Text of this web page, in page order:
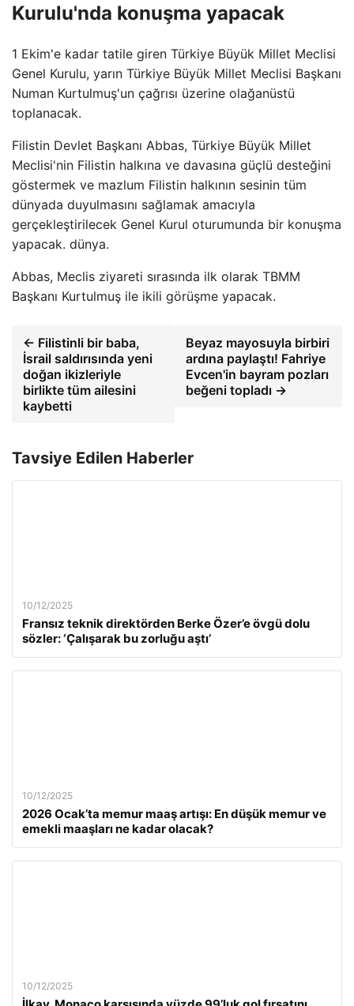
Kurulu'nda konuşma yapacak
1 Ekim'e kadar tatile giren Türkiye Büyük Millet Meclisi
Genel Kurulu, yarın Türkiye Büyük Millet Meclisi Başkanı
Numan Kurtulmuş'un çağrısı üzerine olağanüstü
toplanacak.
Filistin Devlet Başkanı Abbas, Türkiye Büyük Millet
Meclisi'nin Filistin halkına ve davasına güçlü desteğini
göstermek ve mazlum Filistin halkının sesinin tüm
dünyada duyulmasını sağlamak amacıyla
gerçekleştirilecek Genel Kurul oturumunda bir konuşma
yapacak. dünya.
Abbas, Meclis ziyareti sırasında ilk olarak TBMM
Başkanı Kurtulmuş ile ikili görüşme yapacak.
← Filistinli bir baba,
İsrail saldırısında yeni
doğan ikizleriyle
birlikte tüm ailesini
kaybetti
Beyaz mayosuyla birbiri
ardına paylaştı! Fahriye
Evcen'in bayram pozları
beğeni topladı →
Tavsiye Edilen Haberler
10/12/2025
Fransız teknik direktörden Berke Özer’e övgü dolu
sözler: ‘Çalışarak bu zorluğu aştı’
10/12/2025
2026 Ocak’ta memur maaş artışı: En düşük memur ve
emekli maaşları ne kadar olacak?
10/12/2025